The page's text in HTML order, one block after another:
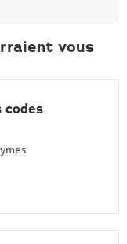
vous
codes